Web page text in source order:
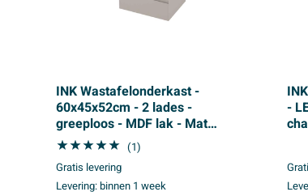
INK Wastafelonderkast -
60x45x52cm - 2 lades -
greeploos - MDF lak - Mat
kasjmier grijs(1)
Gratis levering
Levering:binnen 1 week
-